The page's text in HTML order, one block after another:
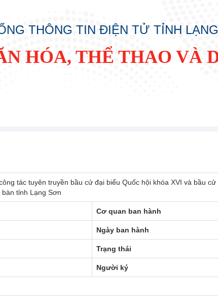
THÔNG TIN ĐIỆN TỬ TỈNH
HÓA, THỂ THAO VÀ
tác tuyên truyền bầu cử đại biểu Quốc hội khóa XVI và bầu
tỉnh Lạng Sơn
Cơ quan ban hành
Ngày ban hành
Trạng thái
Người ký